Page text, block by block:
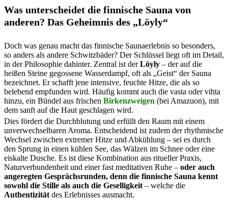
Was unterscheidet die finnische Sauna von
anderen? Das Geheimnis des „Löyly“
Doch was genau macht das finnische Saunaerlebnis so besonders,
so anders als andere Schwitzbäder? Der Schlüssel liegt oft im Detail,
in der Philosophie dahinter. Zentral ist derLöyly – der auf die
heißen Steine gegossene Wasserdampf, oft als „Geist“ der Sauna
bezeichnet. Er schafft jene intensive, feuchte Hitze, die als so
belebend empfunden wird. Häufig kommt auch die vasta oder vihta
hinzu, ein Bündel aus frischen Birkenzweigen (bei Amazuon), mit
dem sanft auf die Haut geschlagen wird.
Dies fördert die Durchblutung und erfüllt den Raum mit einem
unverwechselbaren Aroma. Entscheidend ist zudem der rhythmische
Wechsel zwischen extremer Hitze und Abkühlung – sei es durch
den Sprung in einen kühlen See, das Wälzen im Schnee oder eine
eiskalte Dusche. Es ist diese Kombination aus ritueller Praxis,
Naturverbundenheit und einer fast meditativen Ruhe – oder auch
angeregten Gesprächsrunden, denn die finnische Sauna kennt
sowohl die Stille als auch die Geselligkeit – welche die
Authentizität des Erlebnisses ausmacht.